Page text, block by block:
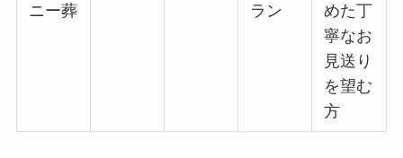
ニー葬
ラン
めた丁
寧なお
見送り
を望む
方